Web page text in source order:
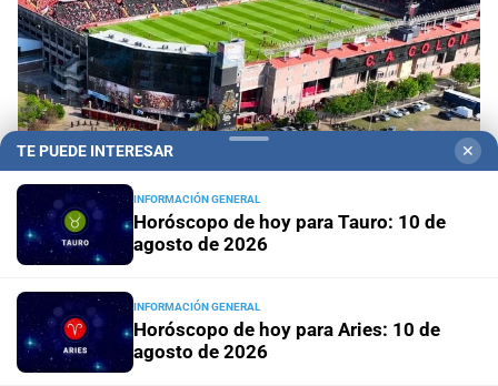
RecomendacionesCortes y desvíos en Santa Fe
por el partido de Colón: qué calles estarán
afectadas y cómo circularán los colectivos
MunicipalidadVacunación en Santa Fe: dónde y cuándo
aplican vacunas contra la gripe, neumonía, VSR y
coqueluche
TE PUEDE INTERESAR ✕
INFORMACIÓN GENERAL
Horóscopo de hoy para Tauro: 10 de
agosto de 2026
INFORMACIÓN GENERAL
Horóscopo de hoy para Aries: 10 de
agosto de 2026